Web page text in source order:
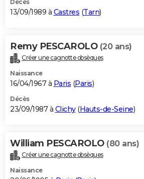
Décès
13/09/1989 à Castres (Tarn)
Remy PESCAROLO (20 ans)
Créer une cagnotte obsèques
Naissance
16/04/1967 à Paris (Paris)
Décès
23/09/1987 à Clichy(Hauts-de-Seine)
William PESCAROLO (80 ans)
Créer une cagnotte obsèques
Naissance